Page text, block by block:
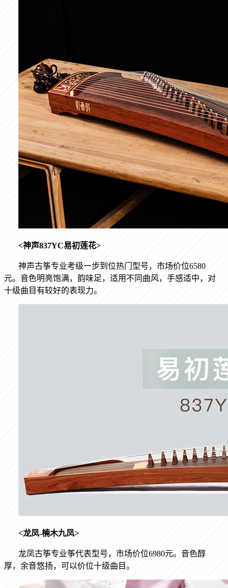
<神声837YC易初莲花>
神声古筝专业考级一步到位热门型号，市场价位6580
元。音色明亮饱满，韵味足，适用不同曲风，手感适中，对
十级曲目有较好的表现力。
<龙凤-楠木九凤>
龙凤古筝专业筝代表型号，市场价位6980元。音色醇
厚，余音悠扬，可以价位十级曲目。